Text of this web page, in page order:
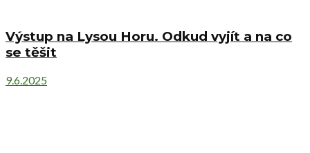
Výstup na Lysou Horu. Odkud vyjít a na co
se těšit
9.6.2025